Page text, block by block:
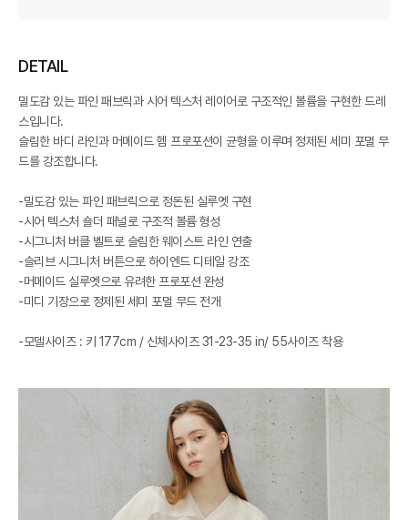
DETAIL
밀도감 있는 파인 패브릭과 시어 텍스처 레이어로 구조적인 볼륨을 구현한 드레
스입니다.
슬림한 바디 라인과 머메이드 헴 프로포션이 균형을 이루며 정제된 세미 포멀 무
드를 강조합니다.
-밀도감 있는 파인 패브릭으로 정돈된 실루엣 구현
-시어 텍스처 숄더 패널로 구조적 볼륨 형성
-시그니처 버클 벨트로 슬림한 웨이스트 라인 연출
-슬리브 시그니처 버튼으로 하이엔드 디테일 강조
-머메이드 실루엣으로 유려한 프로포션 완성
-미디 기장으로 정제된 세미 포멀 무드 전개
-모델사이즈 : 키 177cm / 신체사이즈 31-23-35 in/ 55사이즈 착용